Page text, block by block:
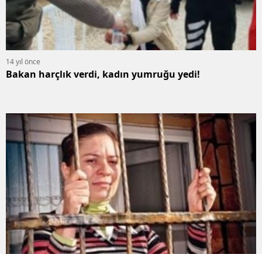
14 yıl önce
Bakan harçlık verdi, kadın yumruğu yedi!